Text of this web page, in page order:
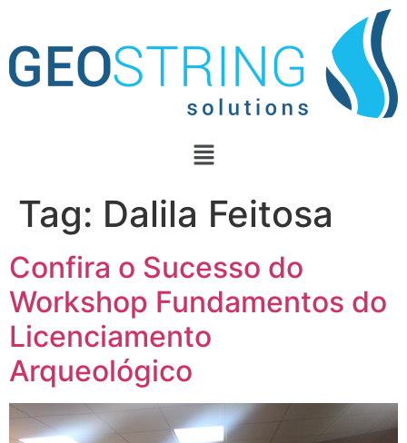
Tag: Dalila Feitosa
Confira o Sucesso do
Workshop Fundamentos do
Licenciamento
Arqueológico